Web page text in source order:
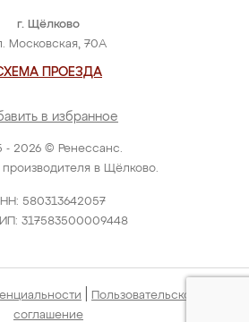
- 2026 © Ренессанс.
в Щёлково.
580313642057
317583500009448
г. Щёлково
Московская, 70А
ПРОЕЗДА
в избранное
Пользовательское
соглашение